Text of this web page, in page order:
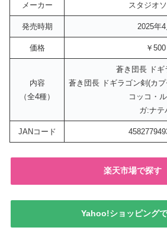
メーカー スタジオ
発売時期 2025年4
価格 ￥500
内容
（全4種）
蒼き団長 ドギ
蒼き団長 ドギラゴン剣(カ
コッコ・
ガ:ナテ
JANコード
楽天市場で探す
Yahoo!ショッピング